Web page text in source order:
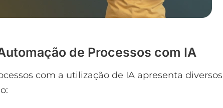
de Processos com IA
com a utilização de IA apresenta diversos